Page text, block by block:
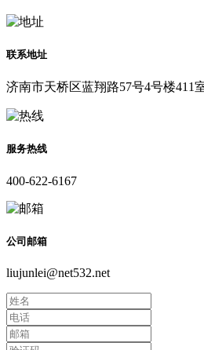
联系地址
济南市天桥区蓝翔路57号4号楼411
服务热线
400-622-6167
公司邮箱
liujunlei@net532.net